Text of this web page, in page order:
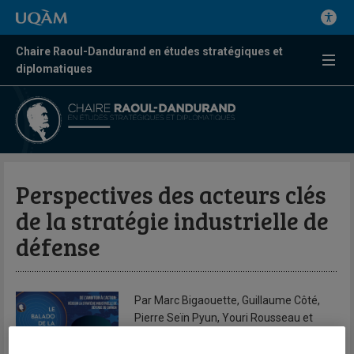
Chaire Raoul-Dandurand en études stratégiques et
diplomatiques
Perspectives des acteurs clés
de la stratégie industrielle de
défense
Par Marc Bigaouette, Guillaume Côté,
Pierre Seïn Pyun, Youri Rousseau et